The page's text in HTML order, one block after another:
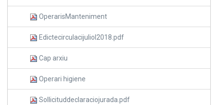
OperarisManteniment
Edictecirculacijuliol2018.pdf
Cap arxiu
Operari higiene
Sollicituddeclaraciojurada.pdf